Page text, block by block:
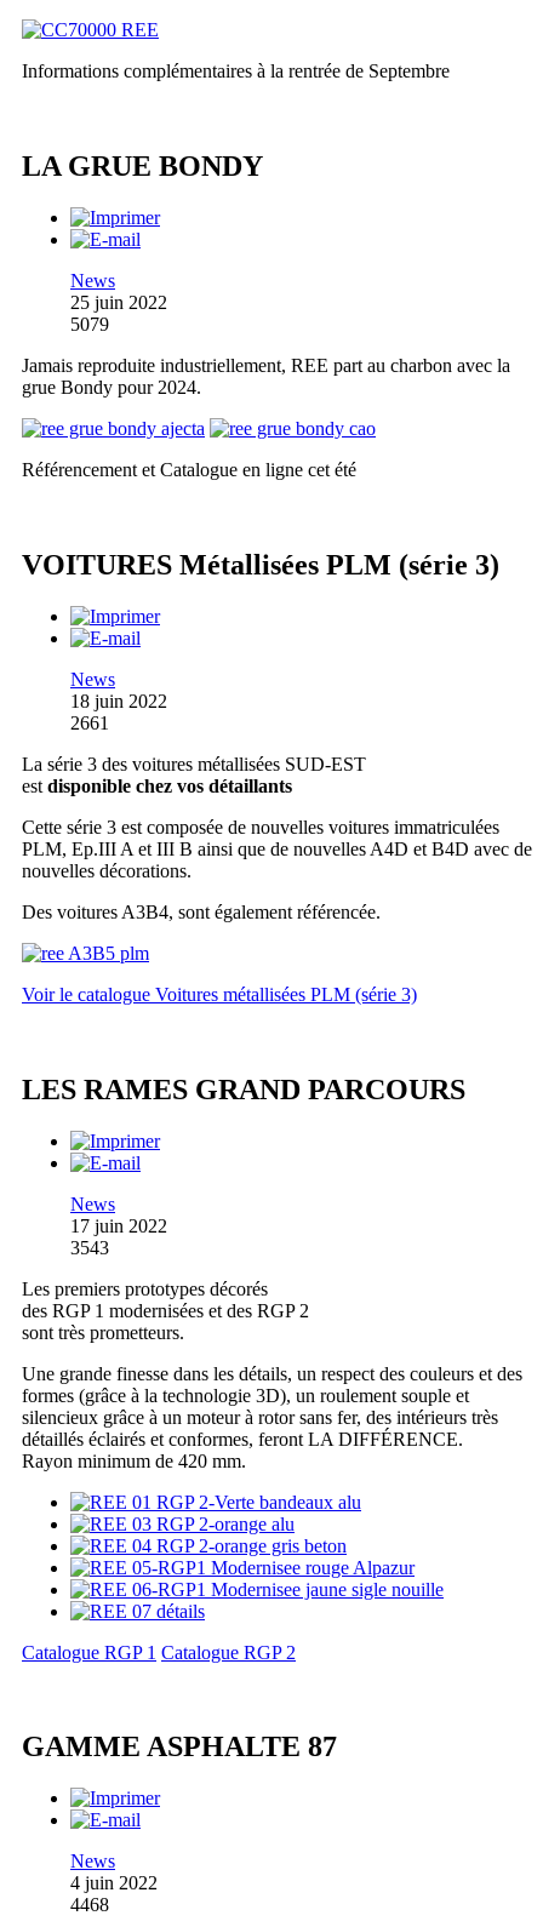
Informations complémentaires à la rentrée de Septembre
LA GRUE BONDY
News
25 juin 2022
5079
Jamais reproduite industriellement, REE part au charbon avec la
grue Bondy pour 2024.
Référencement et Catalogue en ligne cet été
VOITURES Métallisées PLM (série 3)
News
18 juin 2022
2661
La série 3 des voitures métallisées SUD-EST
est disponible chez vos détaillants
Cette série 3 est composée de nouvelles voitures immatriculées
PLM, Ep.III A et III B ainsi que de nouvelles A4D et B4D avec de
nouvelles décorations.
Des voitures A3B4, sont également référencée.
Voir le catalogue Voitures métallisées PLM (série 3)
LES RAMES GRAND PARCOURS
News
17 juin 2022
3543
Les premiers prototypes décorés
des RGP 1 modernisées et des RGP 2
sont très prometteurs.
Une grande finesse dans les détails, un respect des couleurs et des
formes (grâce à la technologie 3D), un roulement souple et
silencieux grâce à un moteur à rotor sans fer, des intérieurs très
détaillés éclairés et conformes, feront LA DIFFÉRENCE.
Rayon minimum de 420 mm.
Catalogue RGP 1 Catalogue RGP 2
GAMME ASPHALTE 87
News
4 juin 2022
4468